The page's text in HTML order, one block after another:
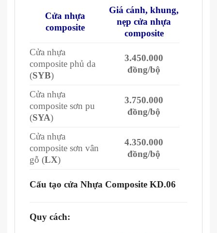
Cửa nhựa
composite
Giá cánh, khung,
nẹp cửa nhựa
composite
Cửa nhựa
composite phủ da
(SYB)
3.450.000
đồng/bộ
Cửa nhựa
composite sơn pu
(SYA)
3.750.000
đồng/bộ
Cửa nhựa
composite sơn vân
gỗ (LX)
4.350.000
đồng/bộ
Cấu tạo cửa Nhựa Composite KD.06
Quy cách: